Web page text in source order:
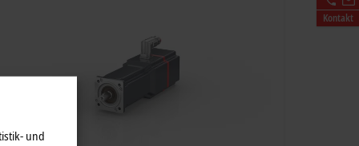
Kontakt
und